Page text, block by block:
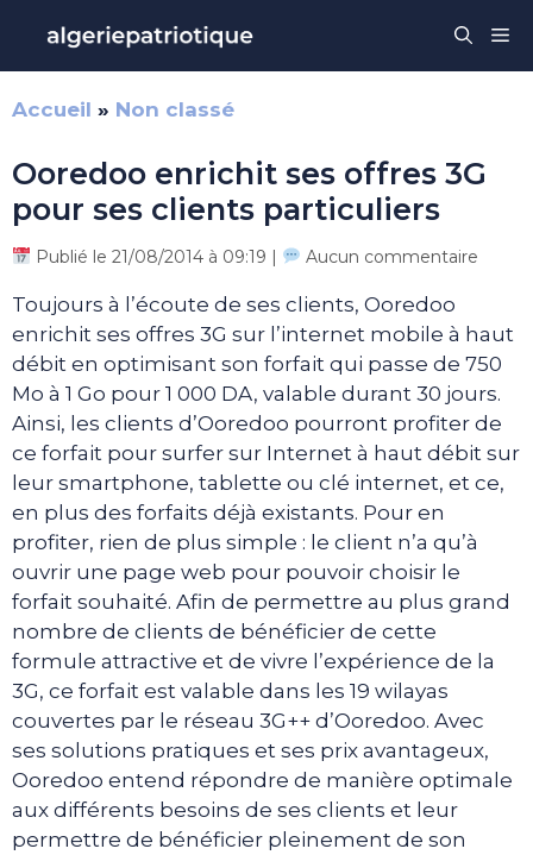
contenu
Accueil » Non classé
Ooredoo enrichit ses offres 3G
pour ses clients particuliers
Publié le 21/08/2014 à 09:19 | Aucun commentaire
Toujours à l’écoute de ses clients, Ooredoo
enrichit ses offres 3G sur l’internet mobile à haut
débit en optimisant son forfait qui passe de 750
Mo à 1 Go pour 1 000 DA, valable durant 30 jours.
Ainsi, les clients d’Ooredoo pourront profiter de
ce forfait pour surfer sur Internet à haut débit sur
leur smartphone, tablette ou clé internet, et ce,
en plus des forfaits déjà existants. Pour en
profiter, rien de plus simple : le client n’a qu’à
ouvrir une page web pour pouvoir choisir le
forfait souhaité. Afin de permettre au plus grand
nombre de clients de bénéficier de cette
formule attractive et de vivre l’expérience de la
3G, ce forfait est valable dans les 19 wilayas
couvertes par le réseau 3G++ d’Ooredoo. Avec
ses solutions pratiques et ses prix avantageux,
Ooredoo entend répondre de manière optimale
aux différents besoins de ses clients et leur
permettre de bénéficier pleinement de son